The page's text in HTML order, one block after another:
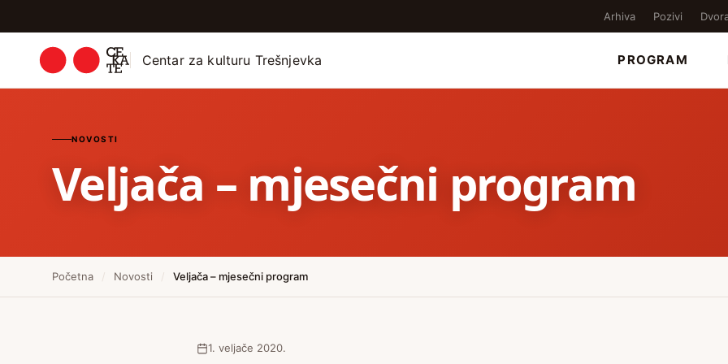
Arhiva Pozivi
Centar za kulturu Trešnjevka PROGRAM
NOVOSTI
Veljača – mjesečni program
Početna / Novosti / Veljača – mjesečni program
1. veljače 2020.